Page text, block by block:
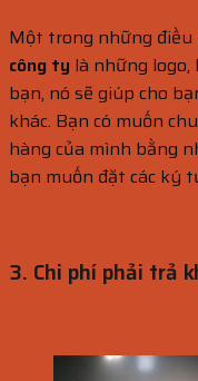
Một trong những
công ty là những
bạn, nó sẽ giúp cho
khác. Bạn có muốn
hàng của mình bằng
bạn muốn đặt các ký
3. Chi phí phải trả